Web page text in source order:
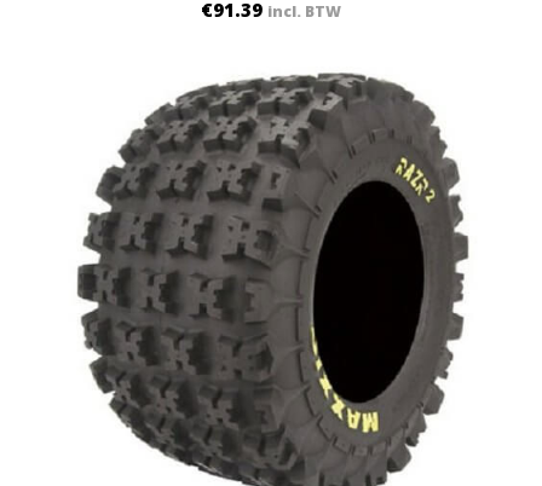
€91.39 incl. BTW